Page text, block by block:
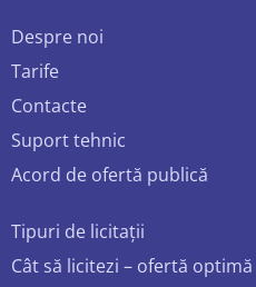
Despre noi
Tarife
Contacte
Suport tehnic
Acord de ofertă publică
Tipuri de licitații
Cât să licitezi – ofertă optimă